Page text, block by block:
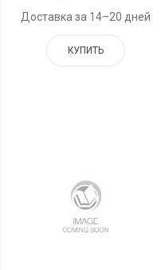
Доставка за 14–20 дней
КУПИТЬ